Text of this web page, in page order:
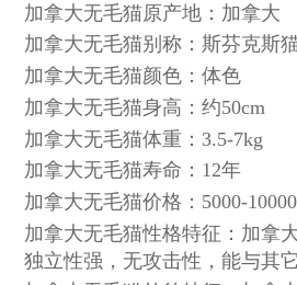
加拿大无毛猫原产地：加拿大
加拿大无毛猫别称：斯芬克斯
加拿大无毛猫颜色：体色
加拿大无毛猫身高：约50cm
加拿大无毛猫体重：3.5-7kg
加拿大无毛猫寿命：12年
加拿大无毛猫价格：5000-
加拿大无毛猫性格特征：加拿
独立性强，无攻击性，能与其